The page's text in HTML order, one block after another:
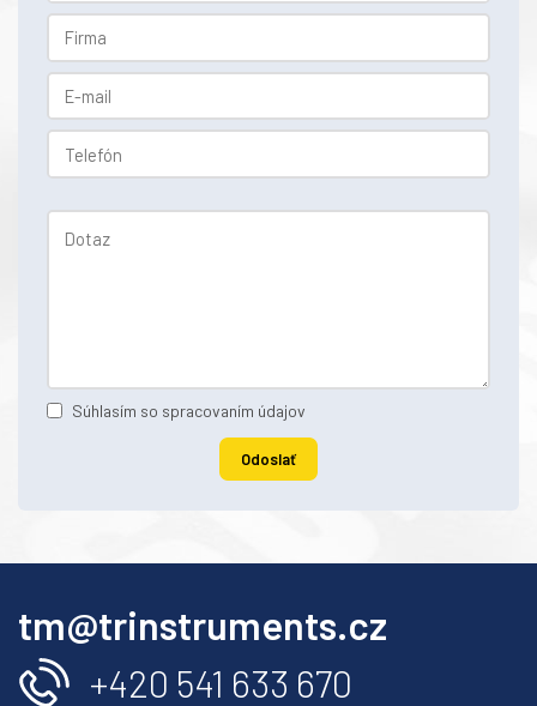
Súhlasím so spracovaním údajov
Odoslať
tm@trinstruments.cz
+420 541 633 670